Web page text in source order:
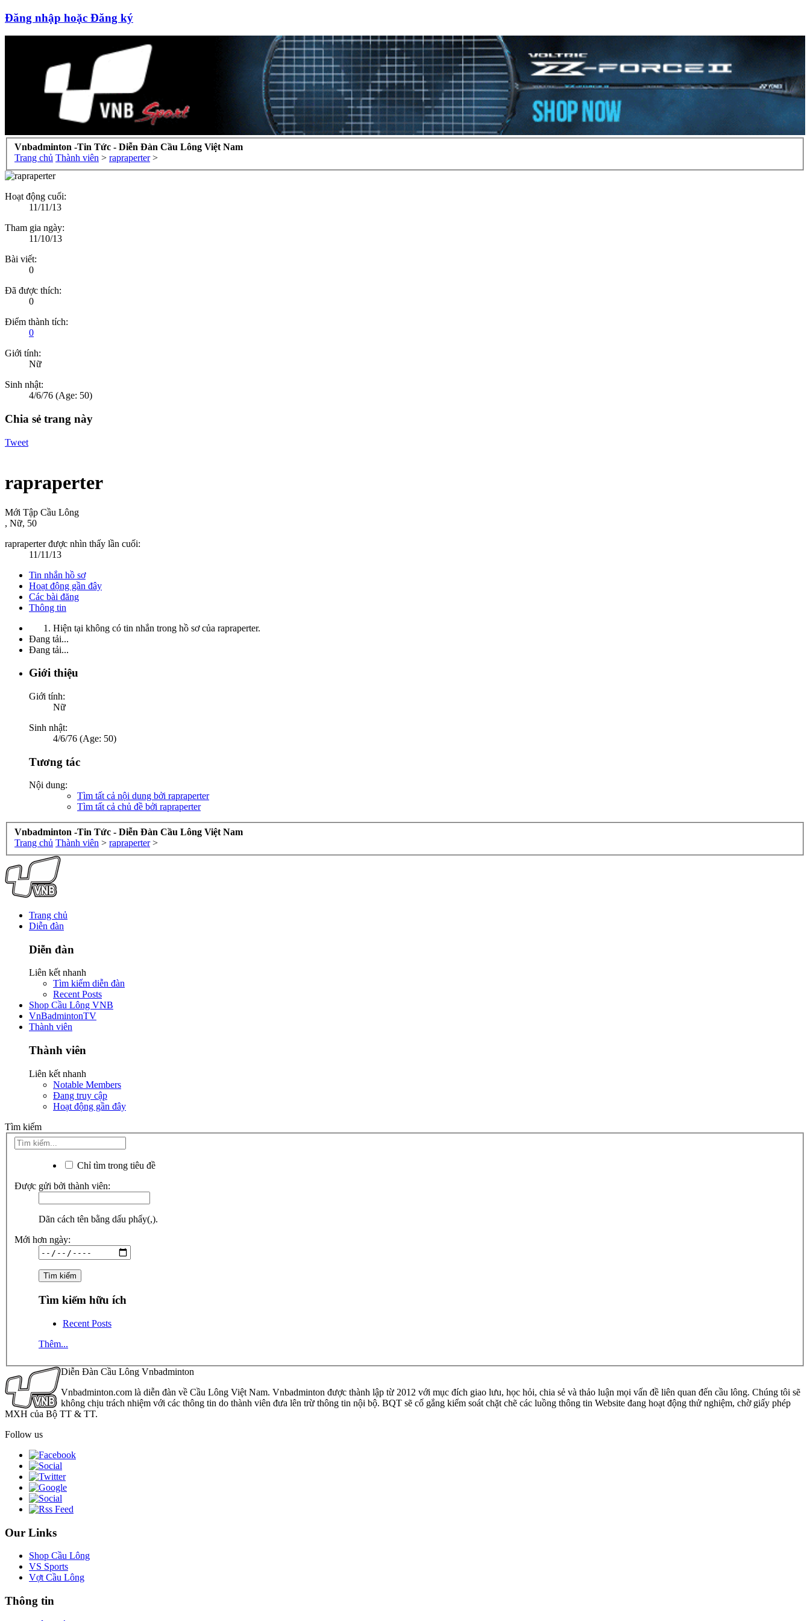
Đăng nhập hoặc Đăng ký
Vnbadminton -Tin Tức - Diễn Đàn Cầu Lông Việt Nam
Trang chủ Thành viên > rapraperter >
Hoạt động cuối:
11/11/13
Tham gia ngày:
11/10/13
Bài viết:
0
Đã được thích:
0
Điểm thành tích:
0
Giới tính:
Nữ
Sinh nhật:
4/6/76 (Age: 50)
Chia sẻ trang này
Tweet
rapraperter
Mới Tập Cầu Lông
, Nữ, 50
rapraperter được nhìn thấy lần cuối:
11/11/13
Tin nhắn hồ sơ
Hoạt động gần đây
Các bài đăng
Thông tin
Hiện tại không có tin nhắn trong hồ sơ của rapraperter.
Đang tải...
Đang tải...
Giới thiệu
Giới tính:
Nữ
Sinh nhật:
4/6/76 (Age: 50)
Tương tác
Nội dung:
Tìm tất cả nội dung bởi rapraperter
Tìm tất cả chủ đề bởi rapraperter
Vnbadminton -Tin Tức - Diễn Đàn Cầu Lông Việt Nam
Trang chủ Thành viên > rapraperter >
Trang chủ
Diễn đàn
Diễn đàn
Liên kết nhanh
Tìm kiếm diễn đàn
Recent Posts
Shop Cầu Lông VNB
VnBadmintonTV
Thành viên
Thành viên
Liên kết nhanh
Notable Members
Đang truy cập
Hoạt động gần đây
Tìm kiếm
Chỉ tìm trong tiêu đề
Được gửi bởi thành viên:
Dãn cách tên bằng dấu phẩy(,).
Mới hơn ngày:
Tìm kiếm hữu ích
Recent Posts
Thêm...
Diễn Đàn Cầu Lông Vnbadminton
Vnbadminton.com là diễn đàn về Cầu Lông Việt Nam. Vnbadminton được thành lập từ 2012 với mục đích giao lưu, học hỏi, chia sẻ và thảo luận mọi vấn đề liên quan đến cầu lông. Chúng tôi sẽ
không chịu trách nhiệm với các thông tin do thành viên đưa lên trừ thông tin nội bộ. BQT sẽ cố gắng kiểm soát chặt chẽ các luồng thông tin Website đang hoạt động thử nghiệm, chờ giấy phép
MXH của Bộ TT & TT.
Follow us
Our Links
Shop Cầu Lông
VS Sports
Vợt Cầu Lông
Thông tin